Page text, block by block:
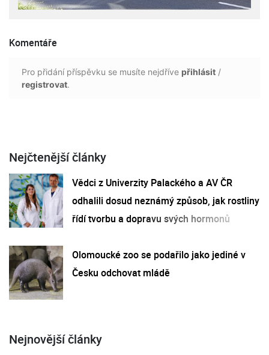
Komentáře
Pro přidání příspěvku se musíte nejdříve přihlásit /
registrovat.
Nejčtenější články
Vědci z Univerzity Palackého a AV ČR
odhalili dosud neznámý způsob, jak rostliny
řídí tvorbu a dopravu svých hormonů
Olomoucké zoo se podařilo jako jediné v
Česku odchovat mládě
Nejnovější články